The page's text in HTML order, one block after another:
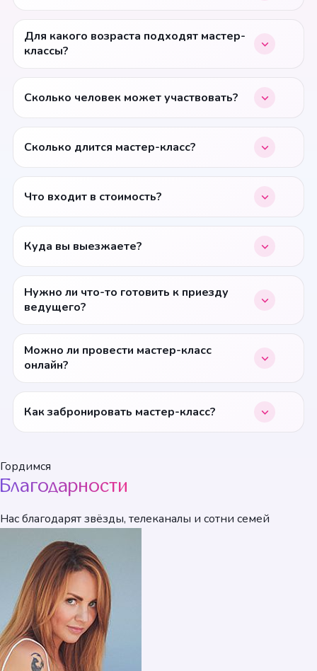
Для какого возраста подходят мастер-
классы?
Сколько человек может участвовать?
Сколько длится мастер-класс?
Что входит в стоимость?
Куда вы выезжаете?
Нужно ли что-то готовить к приезду
ведущего?
Можно ли провести мастер-класс
онлайн?
Как забронировать мастер-класс?
Гордимся
Благодарности
Нас благодарят звёзды, телеканалы и сотни семей